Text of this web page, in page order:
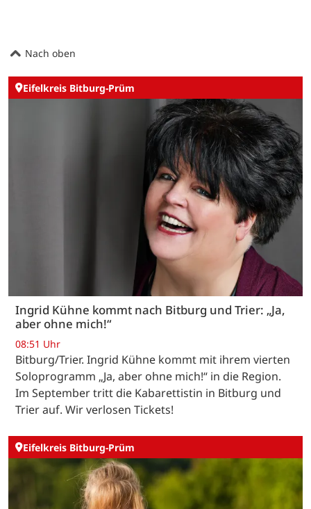
Nach oben
Eifelkreis Bitburg-Prüm
Ingrid Kühne kommt nach Bitburg und Trier: „Ja,
aber ohne mich!“
08:51 Uhr
Bitburg/Trier. Ingrid Kühne kommt mit ihrem vierten
Soloprogramm „Ja, aber ohne mich!“ in die Region.
Im September tritt die Kabarettistin in Bitburg und
Trier auf. Wir verlosen Tickets!
Eifelkreis Bitburg-Prüm